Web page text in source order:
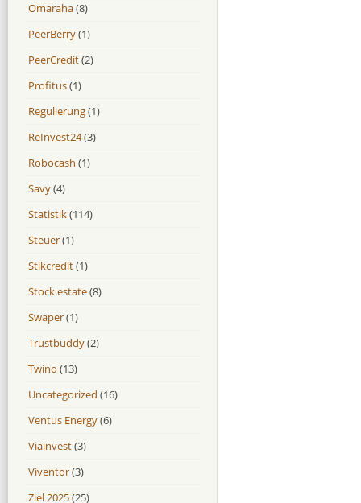
Omaraha(8)
PeerBerry(1)
PeerCredit(2)
Profitus(1)
Regulierung(1)
ReInvest24(3)
Robocash (1)
Savy(4)
Statistik(114)
Steuer(1)
Stikcredit(1)
Stock.estate(8)
Swaper(1)
Trustbuddy(2)
Twino (13)
Uncategorized (16)
Ventus Energy(6)
Viainvest(3)
Viventor(3)
Ziel 2025(25)